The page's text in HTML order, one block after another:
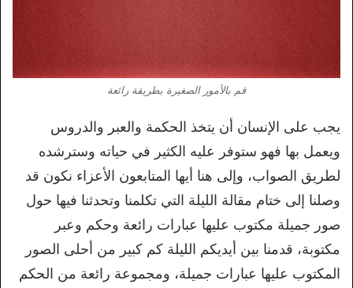
قم بالأمور الصغيرة بطريقة رائعة
يجب على الإنسان أن يتخذ الحكمة والعبر والدروس
ويعمل بها فهو ستوفر عليه الكثير في حياته وسترشده
لطريق الصواب، وإلى هنا أيها المتابعون الأعزاء نكون قد
وصلنا إلى ختام مقالة الليلة التي تكلمنا وتحدثنا فيها حول
صور جميلة مكتوب عليها عبارات رائعة وحكم وعبر
مكتوبة، قدمنا بين أيديكم الليلة كم كبير من أحلى الصور
المكتوب عليها عبارات جميلة، ومجموعة رائعة من الحكم